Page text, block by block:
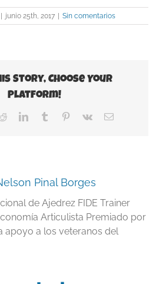
| junio 25th, 2017 | Sin comentarios
Story, Choose Your
Platform!
RedditLinkedInTumblr Pinterest
Vk
Correo
Pinal Borges
de Ajedrez FIDE Trainer
Articulista Premiado por
apoyo a los veteranos del